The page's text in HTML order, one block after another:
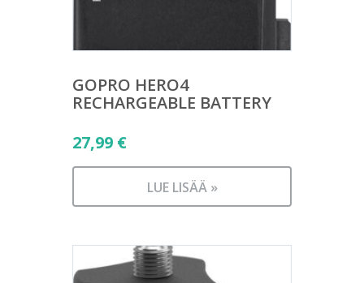
GOPRO HERO4
RECHARGEABLE BATTERY
27,99 €
LUE LISÄÄ »